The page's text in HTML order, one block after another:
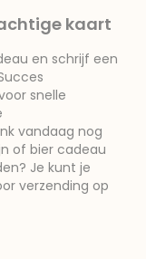
kaart
en schrijf een
snelle
vandaag nog
of bier cadeau
Je kunt je
verzending op